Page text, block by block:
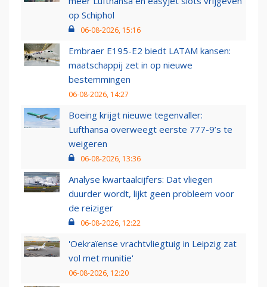
op Schiphol
06-08-2026, 15:16
Embraer E195-E2 biedt LATAM kansen:
maatschappij zet in op nieuwe
bestemmingen
06-08-2026, 14:27
Boeing krijgt nieuwe tegenvaller:
Lufthansa overweegt eerste 777-9’s te
weigeren
06-08-2026, 13:36
Analyse kwartaalcijfers: Dat vliegen
duurder wordt, lijkt geen probleem voor
de reiziger
06-08-2026, 12:22
'Oekraïense vrachtvliegtuig in Leipzig zat
vol met munitie'
06-08-2026, 12:20